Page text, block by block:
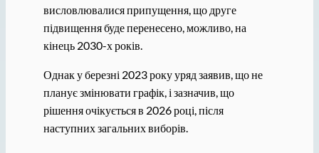
висловлювалися припущення, що друге
підвищення буде перенесено, можливо, на
кінець 2030-х років.
Однак у березні 2023 року уряд заявив, що не
планує змінювати графік, і зазначив, що
рішення очікується в 2026 році, після
наступних загальних виборів.